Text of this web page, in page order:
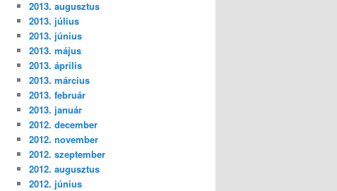
2013. augusztus
2013. július
2013. június
2013. május
2013. április
2013. március
2013. február
2013. január
2012. december
2012. november
2012. szeptember
2012. augusztus
2012. június